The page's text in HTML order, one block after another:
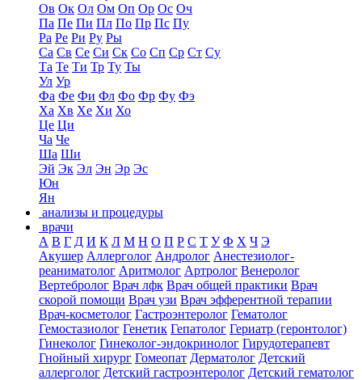
Ов Ок Ол Ом Оп Ор Ос Оч
Па Пе Пи Пл По Пр Пс Пу
Ра Ре Ри Ру Ры
Са Св Се Си Ск Со Сп Ср Ст Су
Та Те Ти Тр Ту Ты
Ул Ур
Фа Фе Фи Фл Фо Фр Фу Фэ
Ха Хв Хе Хи Хо
Це Ци
Ча Че
Ша Ши
Эй Эк Эл Эн Эр Эс
Юн
Ян
анализы и процедуры
врачи
А В Г Д И К Л М Н О П Р С Т У Ф Х Ч Э
Акушер Аллерголог Андролог Анестезиолог-
реаниматолог Аритмолог Артролог Венеролог
Вертебролог Врач лфк Врач общей практики Врач
скорой помощи Врач узи Врач эфферентной терапии
Врач-косметолог Гастроэнтеролог Гематолог
Гемостазиолог Генетик Гепатолог Гериатр (геронтолог)
Гинеколог Гинеколог-эндокринолог Гирудотерапевт
Гнойный хирург Гомеопат Дерматолог Детский
аллерголог Детский гастроэнтеролог Детский гематолог